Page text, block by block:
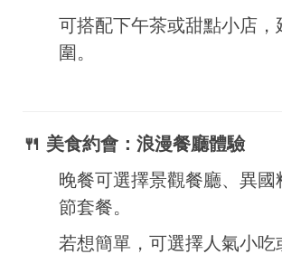
可搭配下午茶或甜點小店，
圍。
🍴 美食約會：浪漫餐廳體驗
晚餐可選擇景觀餐廳、異國
節套餐。
若想簡單，可選擇人氣小吃